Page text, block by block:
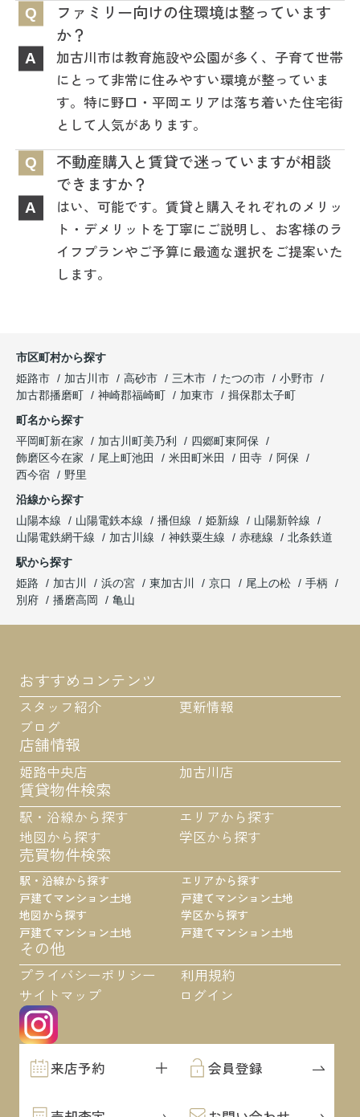
Q
ファミリー向けの住環境は整っています
か？
A
加古川市は教育施設や公園が多く、子育て世帯
にとって非常に住みやすい環境が整っていま
す。特に野口・平岡エリアは落ち着いた住宅街
として人気があります。
Q
不動産購入と賃貸で迷っていますが相談
できますか？
A
はい、可能です。賃貸と購入それぞれのメリッ
ト・デメリットを丁寧にご説明し、お客様のラ
イフプランやご予算に最適な選択をご提案いた
します。
市区町村から探す
姫路市
加古川市 高砂市 三木市 たつの市
小野市
加古郡播磨町
神崎郡福崎町 加東市
揖保郡太子町
町名から探す
平岡町新在家
加古川町美乃利
四郷町東阿保
飾磨区今在家
尾上町池田 米田町米田 田寺
阿保
西今宿
野里
沿線から探す
山陽本線
山陽電鉄本線 播但線 姫新線
山陽新幹線
山陽電鉄網干線
加古川線 神鉄粟生線 赤穂線
北条鉄道
駅から探す
姫路
加古川 浜の宮 東加古川 京口 尾上の松
手柄
別府
播磨高岡 亀山
おすすめコンテンツ
スタッフ紹介
更新情報
ブログ
店舗情報
姫路中央店 加古川店
賃貸物件検索
駅・沿線から探す
エリアから探す
地図から探す
学区から探す
売買物件検索
駅・沿線から探す
戸建てマンション土地
地図から探す
戸建てマンション土地
エリアから探す
戸建てマンション土地
学区から探す
戸建てマンション土地
その他
プライバシーポリシー
利用規約
サイトマップ
ログイン
来店予約 会員登録